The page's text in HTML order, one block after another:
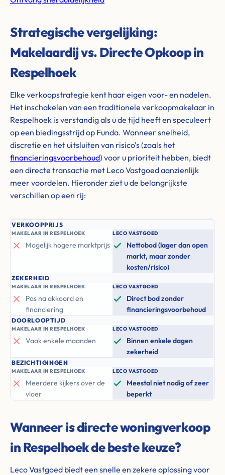
Strategische vergelijking:
Makelaardij vs. Directe Opkoop in
Respelhoek
Elke verkoopstrategie kent haar eigen voor- en nadelen.
Het inschakelen van een traditionele verkoopmakelaar in
Respelhoek is verstandig als u de tijd heeft en speculeert
op een biedingsstrijd op Funda. Wanneer snelheid,
discretie en het uitsluiten van risico's (zoals het
financieringsvoorbehoud) voor u prioriteit hebben, biedt
een directe transactie met Leco Vastgoed aanzienlijk
meer voordelen. Hieronder ziet u de belangrijkste
verschillen op een rij:
VERKOOPPRIJS
MAKELAAR IN RESPELHOEK
Mogelijk hogere marktprijs
LECO VASTGOED
Nettobod (lager dan open
markt, maar zonder
kosten/risico)
ZEKERHEID
MAKELAAR IN RESPELHOEK
Pas na akkoord en
financiering
LECO VASTGOED
Direct bod zonder
financieringsvoorbehoud
DOORLOOPTIJD
MAKELAAR IN RESPELHOEK
Vaak enkele maanden
LECO VASTGOED
Binnen enkele dagen
zekerheid
BEZICHTIGINGEN
MAKELAAR IN RESPELHOEK
Meerdere kijkers over de
vloer
LECO VASTGOED
Meestal niet nodig of zeer
beperkt
Wanneer is directe woningverkoop
in Respelhoek de beste keuze?
Leco Vastgoed biedt een snelle en zekere oplossing voor